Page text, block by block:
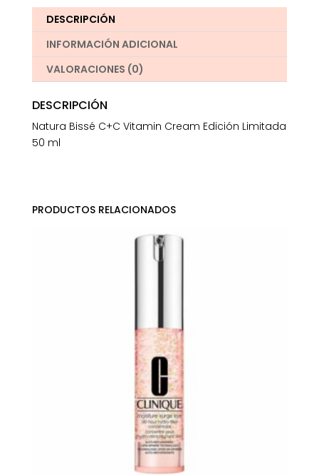
DESCRIPCIÓN
INFORMACIÓN ADICIONAL
VALORACIONES (0)
DESCRIPCIÓN
Natura Bissé C+C Vitamin Cream Edición Limitada
50 ml
PRODUCTOS RELACIONADOS